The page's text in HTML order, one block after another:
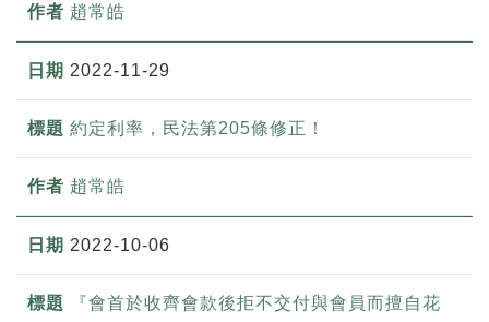
趙常皓
2022-11-29
約定利率，民法第205條修正！
趙常皓
2022-10-06
『會首於收齊會款後拒不交付與會員而擅自花